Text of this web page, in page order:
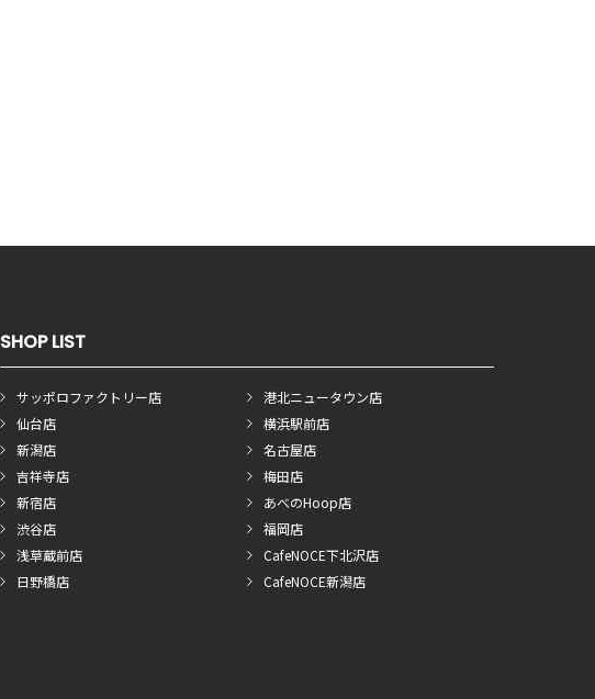
SHOP LIST
サッポロファクトリー店
仙台店
新潟店
吉祥寺店
新宿店
渋谷店
浅草蔵前店
日野橋店
港北ニュータウン店
横浜駅前店
名古屋店
梅田店
あべのHoop店
福岡店
CafeNOCE下北沢店
CafeNOCE新潟店